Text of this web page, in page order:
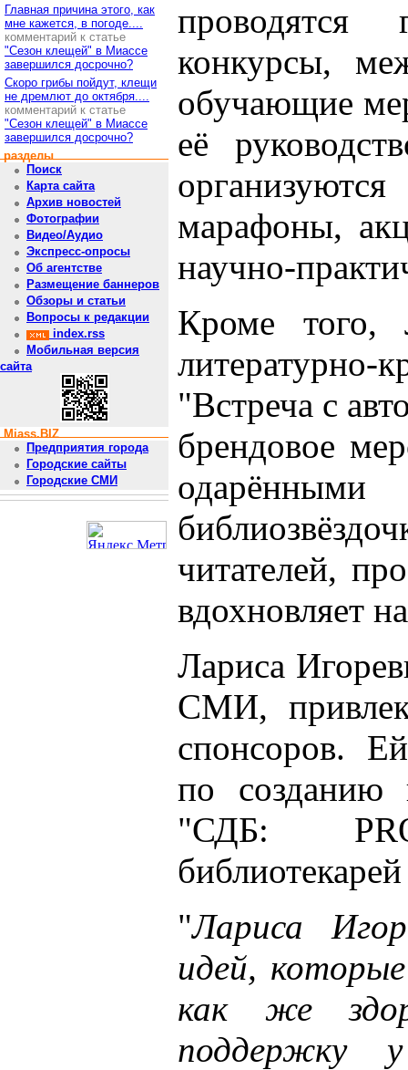
Главная причина этого, как
мне кажется, в погоде....
комментарий к статье
"Сезон клещей" в Миассе
завершился досрочно?
Скоро грибы пойдут, клещи
не дремлют до октября....
комментарий к статье
"Сезон клещей" в Миассе
завершился досрочно?
разделы
Поиск
Карта сайта
Архив новостей
Фотографии
Видео/Аудио
Экспресс-опросы
Об агентстве
Размещение баннеров
Обзоры и статьи
Вопросы к редакции
index.rss
Мобильная версия
сайта
Miass.BIZ
Предприятия города
Городские сайты
Городские СМИ
проводятся
конкурсы,
обучающие
её
марафоны,
научно-
Кроме того,
"Встреча с
брендовое
читателей,
вдохновляет
Лариса
СМИ,
спонсоров.
по созданию
"СДБ:
"Лариса
идей,
как же
поддержку